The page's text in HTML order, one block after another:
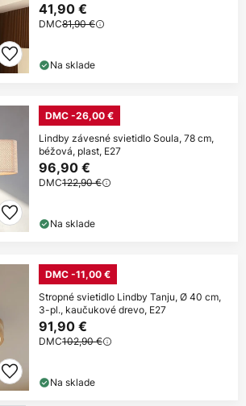
41,90 €
DMC81,90 €
Na sklade
DMC -26,00 €
Lindby závesné svietidlo Soula, 78 cm,
béžová, plast, E27
96,90 €
DMC122,90 €
Na sklade
DMC -11,00 €
Stropné svietidlo Lindby Tanju, Ø 40 cm,
3-pl., kaučukové drevo, E27
91,90 €
DMC102,90 €
Na sklade